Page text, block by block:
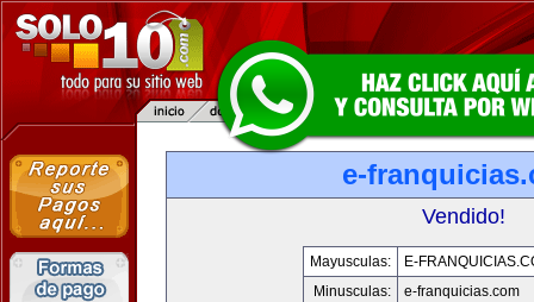
e-
Vendido!
Mayusculas:
E-
Minusculas:
e-franquicias.com